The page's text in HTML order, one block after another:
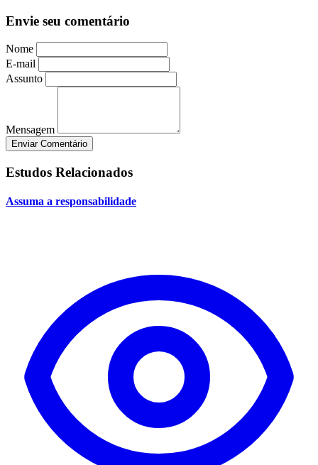
Envie seu comentário
Nome
E-mail
Assunto
Mensagem
Enviar Comentário
Estudos Relacionados
Assuma a responsabilidade